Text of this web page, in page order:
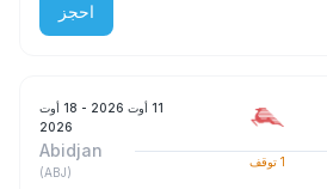
احجز
11 أوت 2026
- 18 أوت
2026
1 توقف
Abidjan
(
ABJ
)